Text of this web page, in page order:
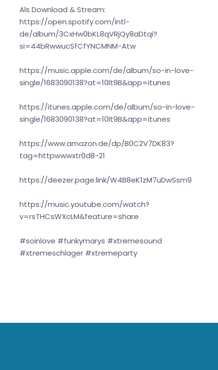
Als Download & Stream:
https://open.spotify.com/intl-
de/album/3CxHw0bKL8qVRjQy8aDtqi?
si=44bRwwucSfCfYNCMNM-Atw
https://music.apple.com/de/album/so-in-love-
single/1683090138?at=10lt9B&app=itunes
https://itunes.apple.com/de/album/so-in-love-
single/1683090138?at=10lt9B&app=itunes
https://www.amazon.de/dp/B0C2V7DK83?
tag=httpwwwxtr0d8-21
https://deezer.page.link/W4B8eK1zM7uDwSsm9
https://music.youtube.com/watch?
v=rsTHCsWXcLM&feature=share
#soinlove #funkymarys #xtremesound
#xtremeschlager #xtremeparty